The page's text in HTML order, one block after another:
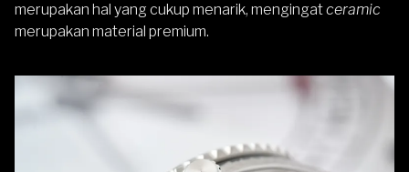
merupakan hal yang cukup menarik, mengingatceramic
merupakan material premium.